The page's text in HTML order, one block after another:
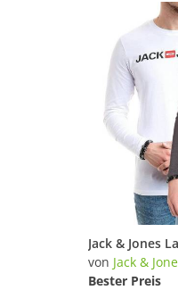
von Jack &
Bester Preis